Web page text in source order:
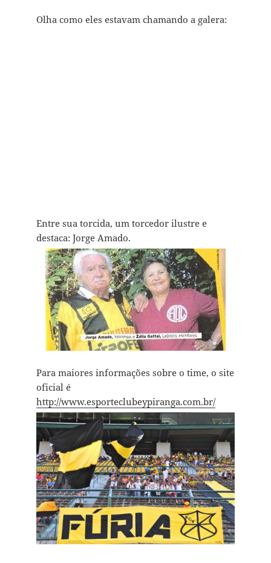
Olha como eles estavam chamando a galera:
Entre sua torcida, um torcedor ilustre e
destaca: Jorge Amado.
Para maiores informações sobre o time, o site
oficial é
http://www.esporteclubeypiranga.com.br/